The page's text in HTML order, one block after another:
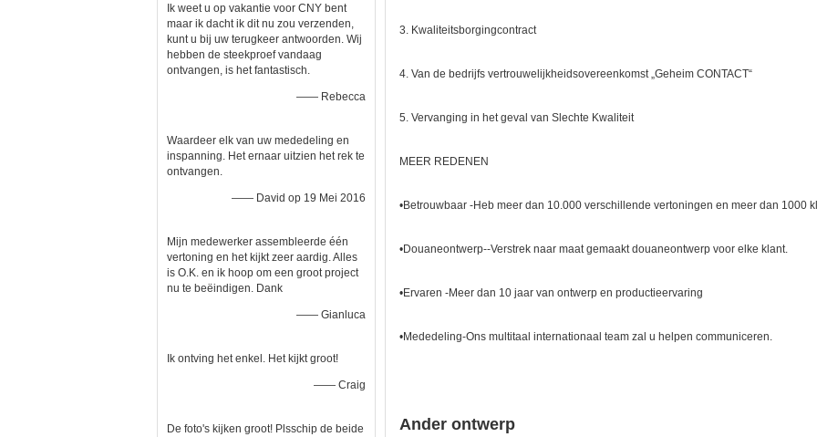
Ik weet u op vakantie voor CNY bent
maar ik dacht ik dit nu zou verzenden,
kunt u bij uw terugkeer antwoorden. Wij
hebben de steekproef vandaag
ontvangen, is het fantastisch.
—— Rebecca
Waardeer elk van uw mededeling en
inspanning. Het ernaar uitzien het rek te
ontvangen.
—— David op 19 Mei 2016
Mijn medewerker assembleerde één
vertoning en het kijkt zeer aardig. Alles
is O.K. en ik hoop om een groot project
nu te beëindigen. Dank
—— Gianluca
Ik ontving het enkel. Het kijkt groot!
—— Craig
De foto's kijken groot! Plsschip de beide
3. Kwaliteitsborgingcontract
4. Van de bedrijfs vertrouwelijkheidsovereenkomst „Geheim CONTACT“
5. Vervanging in het geval van Slechte Kwaliteit
MEER REDENEN
•Betrouwbaar -Heb meer dan 10.000 verschillende vertoningen en meer dan 1000
•Douaneontwerp--Verstrek naar maat gemaakt douaneontwerp voor elke klant.
•Ervaren -Meer dan 10 jaar van ontwerp en productieervaring
•Mededeling-Ons multitaal internationaal team zal u helpen communiceren.
Ander ontwerp